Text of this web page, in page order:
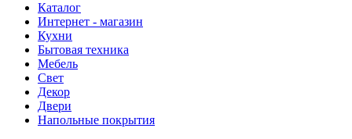
Каталог
Интернет - магазин
Кухни
Бытовая техника
Мебель
Свет
Декор
Двери
Напольные покрытия